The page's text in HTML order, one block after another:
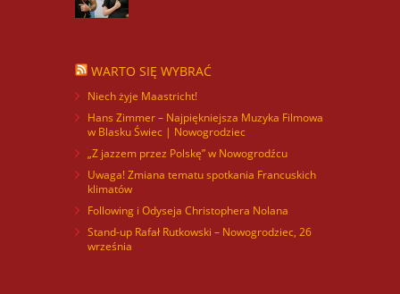
WARTO SIĘ WYBRAĆ
Niech żyje Maastricht!
Hans Zimmer – Najpiękniejsza Muzyka Filmowa
w Blasku Świec | Nowogrodziec
„Z jazzem przez Polskę” w Nowogrodźcu
Uwaga! Zmiana tematu spotkania Francuskich
klimatów
Following i Odyseja Christophera Nolana
Stand-up Rafał Rutkowski – Nowogrodziec, 26
września